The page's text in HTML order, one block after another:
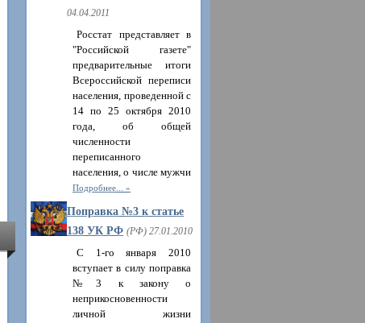
04.04.2011
Росстат представляет в
"Российской газете"
предварительные итоги
Всероссийской переписи
населения, проведенной с
14 по 25 октября 2010
года, об общей
численности
переписанного
населения, о числе мужчи
Подробнее...
Поправка №3 к статье
138 УК РФ (РФ) 27.01.2010
С 1-го января 2010
вступает в силу поправка
№3 к закону о
неприкосновенности
личной жизни